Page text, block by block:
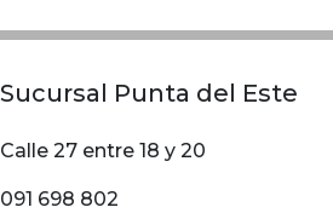
Sucursal Punta del Este
Calle 27 entre 18 y 20
091 698 802